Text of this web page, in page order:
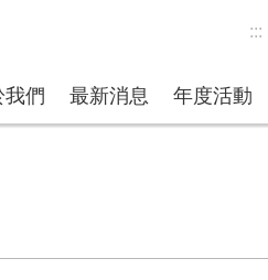
:::
我們 最新消息 年度活動